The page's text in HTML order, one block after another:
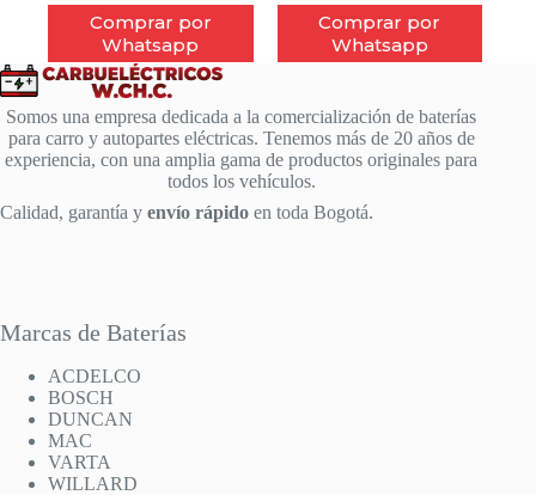
Comprar por
Whatsapp
Comprar por
Whatsapp
Somos una empresa dedicada a la comercialización de baterías
para carro y autopartes eléctricas. Tenemos más de 20 años de
experiencia, con una amplia gama de productos originales para
todos los vehículos.
Calidad, garantía y envío rápido en toda Bogotá.
Marcas de Baterías
ACDELCO
BOSCH
DUNCAN
MAC
VARTA
WILLARD